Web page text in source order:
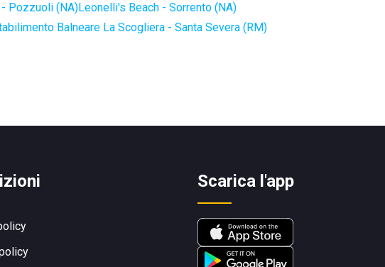
Pozzuoli (NA)Leonelli's Beach - Sorrento (NA)
Balneare La Scogliera - Santa Severa (RM)
Scarica l'app